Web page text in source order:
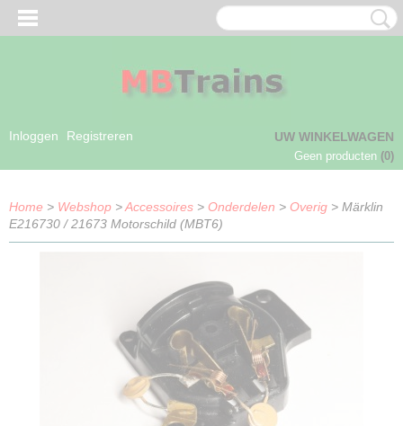
Inloggen Registreren UW WINKELWAGEN
Geen producten (0)
Home > Webshop >Accessoires > Onderdelen > Overig > Märklin
E216730 / 21673 Motorschild (MBT6)